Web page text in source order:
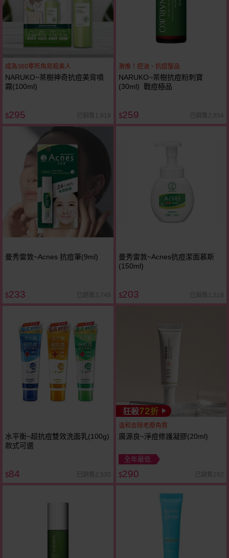
成為360零死角背殺美人
NARUKO~茶樹神奇抗痘美背噴
霧(100ml)
$295 已銷售1,919
激推！控油、抗痘聖品
NARUKO~茶樹抗痘粉刺寶
(30ml) 戰痘極品
$259 已銷售2,854
曼秀雷敦~Acnes 抗痘筆(9ml)
$233 已銷售3,749
曼秀雷敦~Acnes抗痘潔面慕斯
(150ml)
$203 已銷售1,518
水平衡~超抗痘雙效洗面乳(100g)
款式可選
$84 已銷售2,530
狂殺72折
溫和去除老廢角質
廣源良~淨痘修護凝膠(20ml)
全年最低
$290 已銷售292